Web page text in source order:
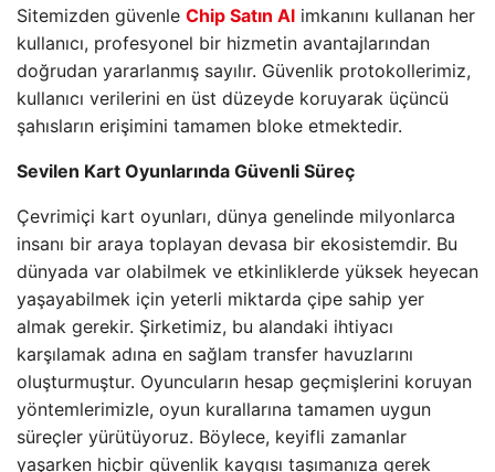
Sitemizden güvenle Chip Satın Al imkanını kullanan her
kullanıcı, profesyonel bir hizmetin avantajlarından
doğrudan yararlanmış sayılır. Güvenlik protokollerimiz,
kullanıcı verilerini en üst düzeyde koruyarak üçüncü
şahısların erişimini tamamen bloke etmektedir.
Sevilen Kart Oyunlarında Güvenli Süreç
Çevrimiçi kart oyunları, dünya genelinde milyonlarca
insanı bir araya toplayan devasa bir ekosistemdir. Bu
dünyada var olabilmek ve etkinliklerde yüksek heyecan
yaşayabilmek için yeterli miktarda çipe sahip yer
almak gerekir. Şirketimiz, bu alandaki ihtiyacı
karşılamak adına en sağlam transfer havuzlarını
oluşturmuştur. Oyuncuların hesap geçmişlerini koruyan
yöntemlerimizle, oyun kurallarına tamamen uygun
süreçler yürütüyoruz. Böylece, keyifli zamanlar
yaşarken hiçbir güvenlik kaygısı taşımanıza gerek